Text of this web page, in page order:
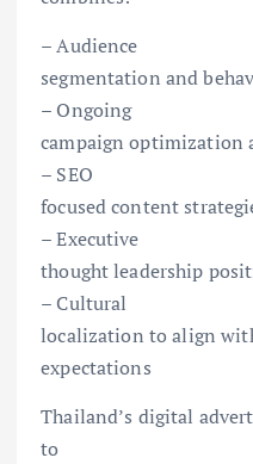
– Audience
segmentation and
– Ongoing
campaign optimization
– SEO
focused content
– Executive
thought leadership
– Cultural
localization to align
expectations
Thailand’s digital
to